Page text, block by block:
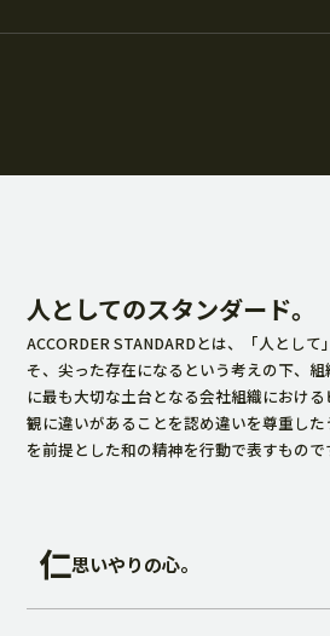
人としてのスタンダード。
ACCORDER STANDARDとは、「人とし
そ、尖った存在になるという考えの下、
に最も大切な土台となる会社組織におけ
観に違いがあることを認め違いを尊重し
を前提とした和の精神を行動で表すもので
仁思いやりの心。